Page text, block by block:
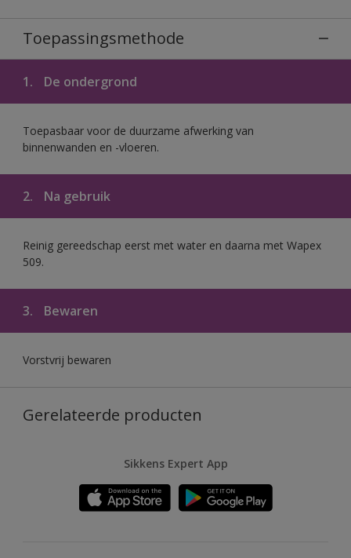
Toepassingsmethode
1. De ondergrond
Toepasbaar voor de duurzame afwerking van
binnenwanden en -vloeren.
2. Na gebruik
Reinig gereedschap eerst met water en daarna met Wapex
509.
3. Bewaren
Vorstvrij bewaren
Gerelateerde producten
Sikkens Expert App